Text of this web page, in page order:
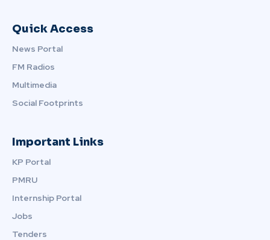
Quick Access
News Portal
FM Radios
Multimedia
Social Footprints
Important Links
KP Portal
PMRU
Internship Portal
Jobs
Tenders